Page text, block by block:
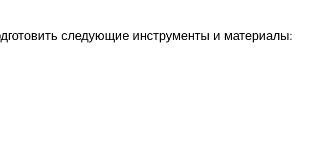
следующие инструменты и материалы: